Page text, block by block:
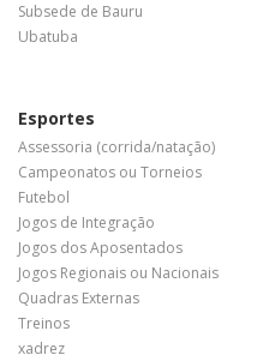
Subsede de Bauru
Ubatuba
Esportes
Assessoria (corrida/natação)
Campeonatos ou Torneios
Futebol
Jogos de Integração
Jogos dos Aposentados
Jogos Regionais ou Nacionais
Quadras Externas
Treinos
xadrez